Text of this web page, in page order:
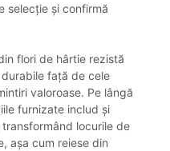
selecție și confirmă
flori de hârtie rezistă
față de cele
valoroase. Pe lângă
furnizate includ și
locurile de
așa cum reiese din